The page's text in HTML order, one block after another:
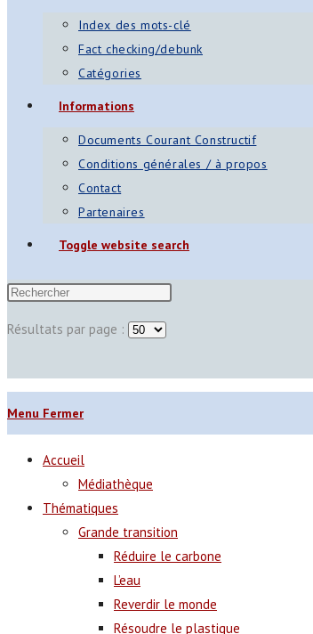
Index des mots-clé
Fact checking/debunk
Catégories
Informations
Documents Courant Constructif
Conditions générales / à propos
Contact
Partenaires
Toggle website search
Résultats par page :
Menu Fermer
Accueil
Médiathèque
Thématiques
Grande transition
Réduire le carbone
L’eau
Reverdir le monde
Résoudre le plastique